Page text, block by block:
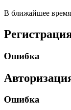
В ближайшее время
Ошибка
Ошибка